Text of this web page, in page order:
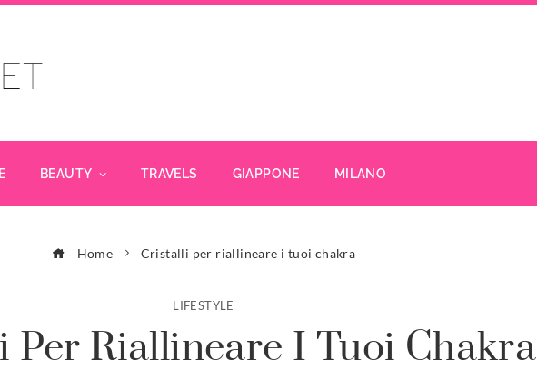
BEAUTY TRAVELS GIAPPONE MILANO
Home Cristalli per riallineare i tuoi chakra
LIFESTYLE
Per Riallineare I Tuoi Chakra